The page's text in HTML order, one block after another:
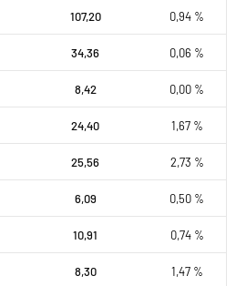
107,20 0,94 %
34,36 0,06 %
8,42 0,00 %
24,40 1,67 %
25,56 2,73 %
6,09 0,50 %
10,91 0,74 %
8,30 1,47 %